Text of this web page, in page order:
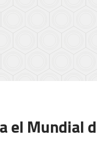
el Mundial